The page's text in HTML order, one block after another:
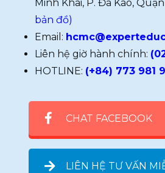
Minh Khai, P. Đa Kao, Quận
bản đồ)
Email:
Liên hệ giờ hành chính:
HOTLINE: (+84) 773 981
CHAT FACEBOOK
LIÊN HỆ TƯ VẤN